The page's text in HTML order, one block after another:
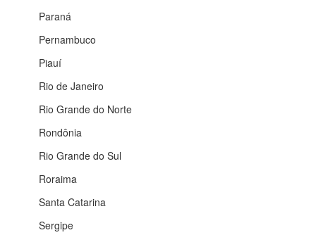
Paraná
Pernambuco
Piauí
Rio de Janeiro
Rio Grande do Norte
Rondônia
Rio Grande do Sul
Roraima
Santa Catarina
Sergipe